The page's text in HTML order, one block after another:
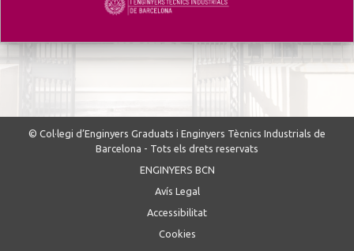
© Col·legi d’Enginyers Graduats i Enginyers Tècnics Industrials de
Barcelona - Tots els drets reservats
ENGINYERS BCN
Avís Legal
Accessibilitat
Cookies